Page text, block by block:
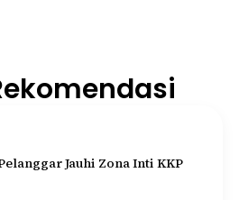
Jauhi Zona Inti KKP